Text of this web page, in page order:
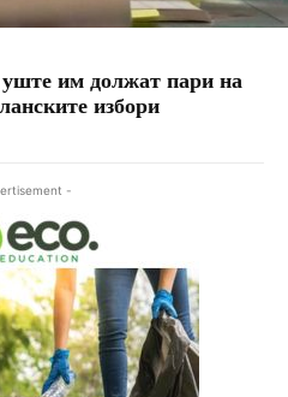
им должат пари на
избори
-